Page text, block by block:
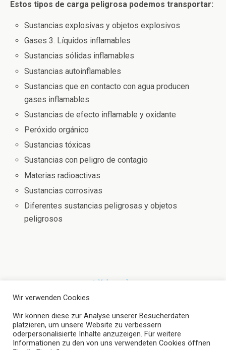
Estos tipos de carga peligrosa podemos transportar:
Sustancias explosivas y objetos explosivos
Gases 3. Líquidos inflamables
Sustancias sólidas inflamables
Sustancias autoinflamables
Sustancias que en contacto con agua producen
gases inflamables
Sustancias de efecto inflamable y oxidante
Peróxido orgánico
Sustancias tóxicas
Sustancias con peligro de contagio
Materias radioactivas
Sustancias corrosivas
Diferentes sustancias peligrosas y objetos
peligrosos
Volver arriba
Idioma:
Móvil Escritorio
Wir verwenden Cookies
Wir können diese zur Analyse unserer Besucherdaten
platzieren, um unsere Website zu verbessern
oderpersonalisierte Inhalte anzuzeigen. Für weitere
Informationen zu den von uns verwendeten Cookies öffnen